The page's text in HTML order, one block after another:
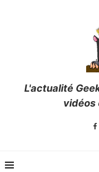
L'actualité
vidéos